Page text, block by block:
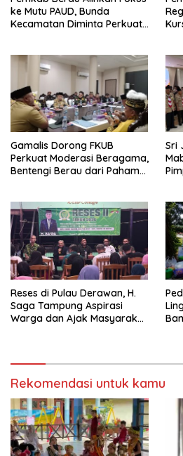
ke Mutu PAUD, Bunda
Kecamatan Diminta Perkuat
Gamalis Dorong FKUB
Perkuat Moderasi Beragama,
Bentengi Berau dari Paham
Sri
Reses di Pulau Derawan, H.
Saga Tampung Aspirasi
Warga dan Ajak Masyarakat
Rekomendasi untuk kamu